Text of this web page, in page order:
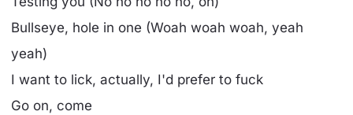
Bullseye, hole in one (Woah woah woah, yeah
yeah)
I want to lick, actually, I'd prefer to fuck
Go on, come